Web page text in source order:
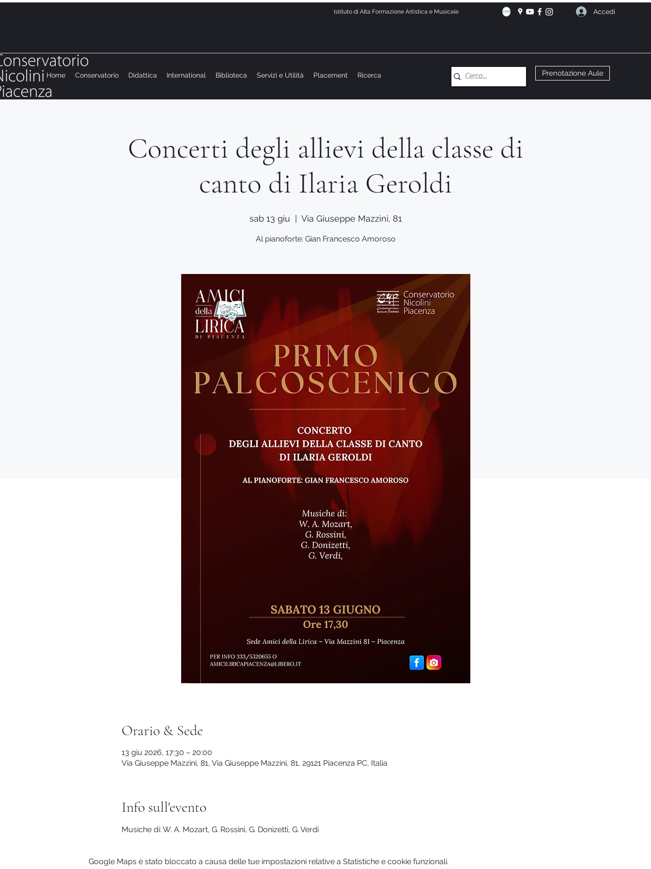
Istituto di Alta Formazione Artistica e Musicale Accedi
Home Conservatorio Didattica International Biblioteca Servizi e Utilità Placement Ricerca Prenotazione Aule
Concerti degli allievi della classe di
canto di Ilaria Geroldi
sab 13 giu Via Giuseppe Mazzini, 81
Al pianoforte: Gian Francesco Amoroso
Orario & Sede
13 giu 2026, 17:30 – 20:00
Via Giuseppe Mazzini, 81, Via Giuseppe Mazzini, 81, 29121 Piacenza PC, Italia
Info sull'evento
Musiche di: W. A. Mozart, G. Rossini, G. Donizetti, G. Verdi
Google Maps è stato bloccato a causa delle tue impostazioni relative a Statistiche e cookie funzionali.